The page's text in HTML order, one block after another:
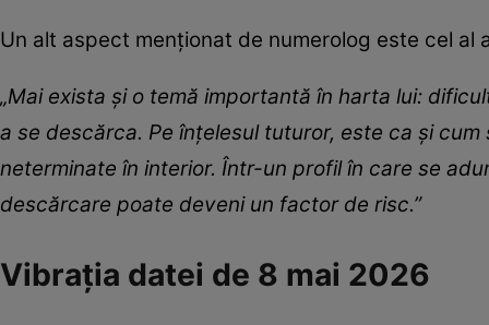
Un alt aspect menționat de numerolog este cel
„Mai exista și o temă importantă în harta lui:
a se descărca. Pe înțelesul tuturor, este ca și
neterminate în interior. Într-un profil în care se
descărcare poate deveni un factor de risc.”
Vibrația datei de 8 mai 2026